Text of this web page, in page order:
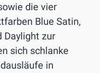
die vier
Blue Satin,
Daylight zur
sich schlanke
in